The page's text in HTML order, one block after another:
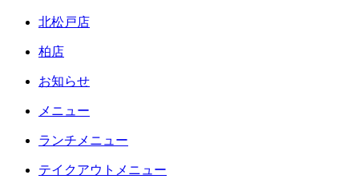
北松戸店
柏店
お知らせ
メニュー
ランチメニュー
テイクアウトメニュー